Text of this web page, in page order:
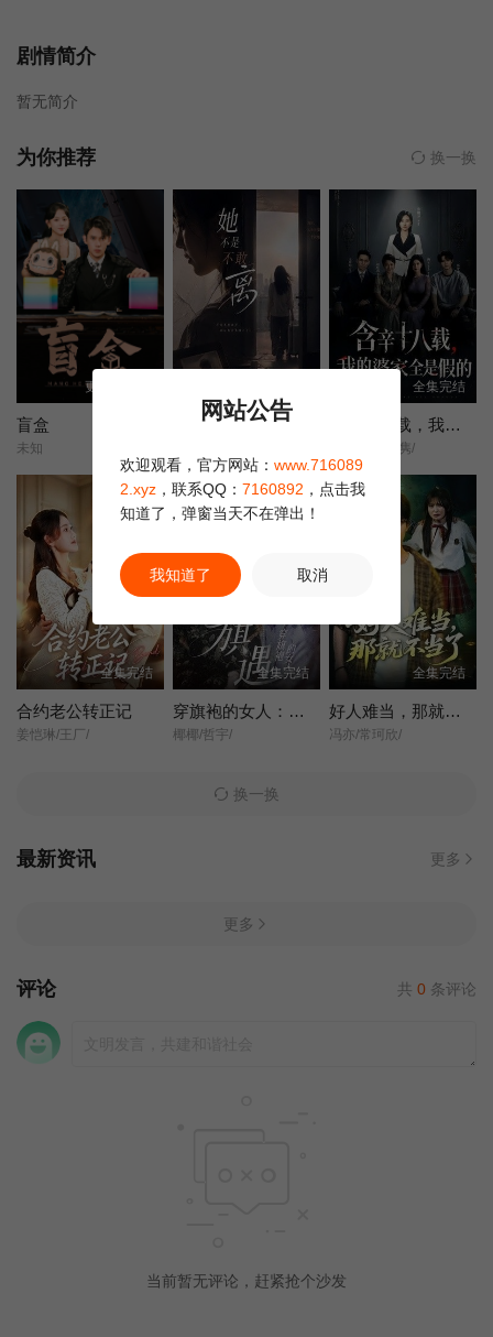
剧情简介
暂无简介
为你推荐 换一换
更新第13集
盲盒
未知
她不是不敢离
全集完结
含辛十八载，我的婆家全是假的
张耀尹/伍京隽/
全集完结
合约老公转正记
姜恺琳/王厂/
全集完结
穿旗袍的女人：旗遇
椰椰/哲宇/
全集完结
好人难当，那就不当了
冯亦/常珂欣/
换一换
最新资讯 更多
更多
评论 共 0 条评论
当前暂无评论，赶紧抢个沙发
网站公告
欢迎观看，官方网站： www.716089
2.xyz ，联系QQ： 7160892 ，点击我
知道了，弹窗当天不在弹出！
我知道了 取消